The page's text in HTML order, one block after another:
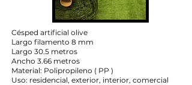
Césped artificial olive
Largo filamento 8 mm
Largo 30.5 metros
Ancho 3.66 metros
Material: Polipropileno ( PP )
Uso: residencial, exterior, interior, comercial